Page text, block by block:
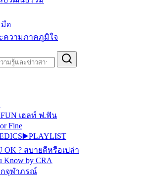
อ
ความภาคภูมิใจ
FUN เฮลท์ ฟ.ฟัน
Fine
OK ? สบายดีหรือเปล่า
Know by CRA
จุฬาภรณ์